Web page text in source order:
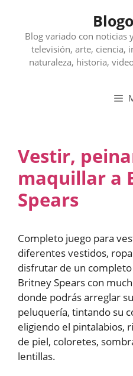
contenidoBlog variado con noticias
televisión, arte, ciencia,
naturaleza, historia,
Vestir,
maquillar a
Spears
Completo juego para
diferentes vestidos,
disfrutar de un
Britney Spears con
donde podrás arreglar
peluquería, tintando su
eligiendo el pintalabios,
de piel, coloretes,
lentillas.